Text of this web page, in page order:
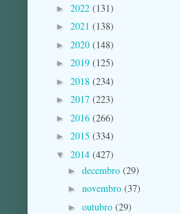
► 2022 (131)
► 2021 (138)
► 2020 (148)
► 2019 (125)
► 2018 (234)
► 2017 (223)
► 2016 (266)
► 2015 (334)
▼ 2014 (427)
► decembro (29)
► novembro (37)
► outubro (29)